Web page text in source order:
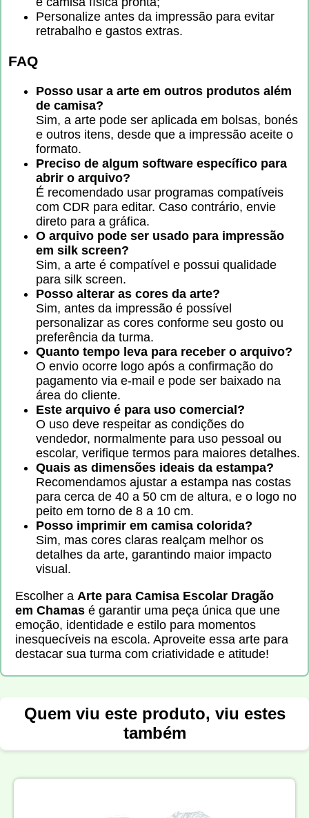
Personalize antes da impressão para evitar
retrabalho e gastos extras.
FAQ
Posso usar a arte em outros produtos além
de camisa?
Sim, a arte pode ser aplicada em bolsas, bonés
e outros itens, desde que a impressão aceite o
formato.
Preciso de algum software específico para
abrir o arquivo?
É recomendado usar programas compatíveis
com CDR para editar. Caso contrário, envie
direto para a gráfica.
O arquivo pode ser usado para impressão
em silk screen?
Sim, a arte é compatível e possui qualidade
para silk screen.
Posso alterar as cores da arte?
Sim, antes da impressão é possível
personalizar as cores conforme seu gosto ou
preferência da turma.
Quanto tempo leva para receber o arquivo?
O envio ocorre logo após a confirmação do
pagamento via e-mail e pode ser baixado na
área do cliente.
Este arquivo é para uso comercial?
O uso deve respeitar as condições do
vendedor, normalmente para uso pessoal ou
escolar, verifique termos para maiores detalhes.
Quais as dimensões ideais da estampa?
Recomendamos ajustar a estampa nas costas
para cerca de 40 a 50 cm de altura, e o logo no
peito em torno de 8 a 10 cm.
Posso imprimir em camisa colorida?
Sim, mas cores claras realçam melhor os
detalhes da arte, garantindo maior impacto
visual.
Escolher a Arte para Camisa Escolar Dragão
em Chamas é garantir uma peça única que une
emoção, identidade e estilo para momentos
inesquecíveis na escola. Aproveite essa arte para
destacar sua turma com criatividade e atitude!
Quem viu este produto, viu estes
também